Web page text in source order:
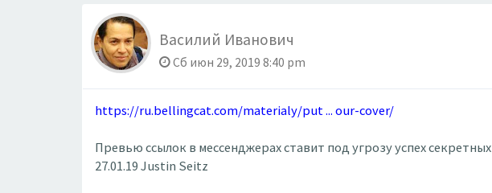
Василий Иванович
Сб июн 29, 2019 8:40 pm
https://ru.bellingcat.com/materialy/put ... our-cover/
Превью ссылок в мессенджерах ставит под угрозу успех
27.01.19 Justin Seitz